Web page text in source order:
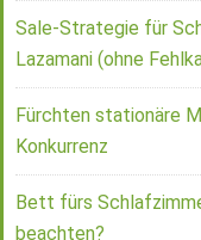
Sale-Strategie für
Lazamani (ohne
Fürchten stationäre
Konkurrenz
Bett fürs
beachten?